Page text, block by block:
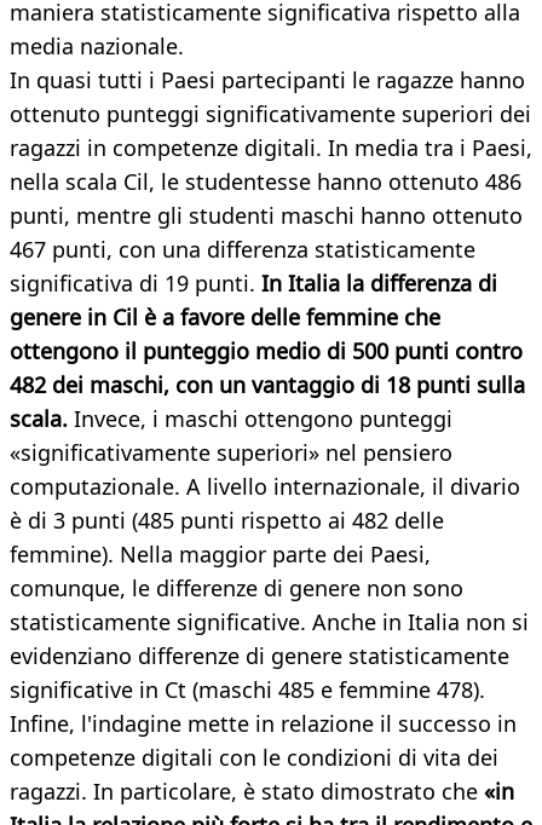
maniera statisticamente significativa rispetto alla
media nazionale.
In quasi tutti i Paesi partecipanti le ragazze hanno
ottenuto punteggi significativamente superiori dei
ragazzi in competenze digitali. In media tra i Paesi,
nella scala Cil, le studentesse hanno ottenuto 486
punti, mentre gli studenti maschi hanno ottenuto
467 punti, con una differenza statisticamente
significativa di 19 punti. In Italia la differenza di
genere in Cil è a favore delle femmine che
ottengono il punteggio medio di 500 punti contro
482 dei maschi, con un vantaggio di 18 punti sulla
scala. Invece, i maschi ottengono punteggi
«significativamente superiori» nel pensiero
computazionale. A livello internazionale, il divario
è di 3 punti (485 punti rispetto ai 482 delle
femmine). Nella maggior parte dei Paesi,
comunque, le differenze di genere non sono
statisticamente significative. Anche in Italia non si
evidenziano differenze di genere statisticamente
significative in Ct (maschi 485 e femmine 478).
Infine, l'indagine mette in relazione il successo in
competenze digitali con le condizioni di vita dei
ragazzi. In particolare, è stato dimostrato che «in